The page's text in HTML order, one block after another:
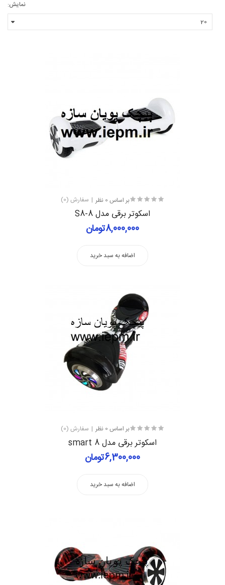
نمایش:
بر اساس 0 نظر سفارش (0)
اسکوتر برقی مدل S8-8
8,000,000تومان
اضافه به سبد خرید
بر اساس 0 نظر سفارش (0)
اسکوتر برقی مدل smart 8
6,300,000تومان
اضافه به سبد خرید